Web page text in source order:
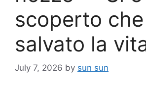
scoperto
salvato la
July 7, 2026 by sun sun